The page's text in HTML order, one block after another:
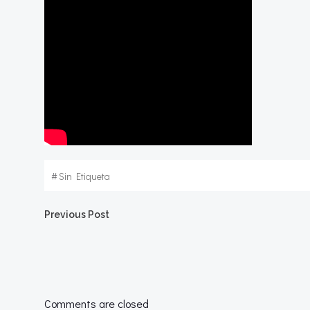
#Sin Etiqueta
Navegación
las
Previous Post
Comments are closed